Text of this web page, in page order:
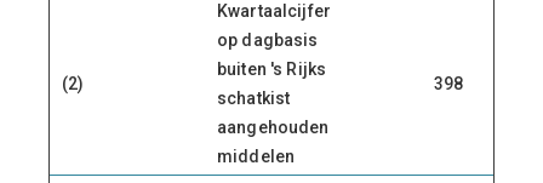
(2)
Kwartaalcijfer
op dagbasis
buiten 's Rijks
schatkist
aangehouden
middelen
398